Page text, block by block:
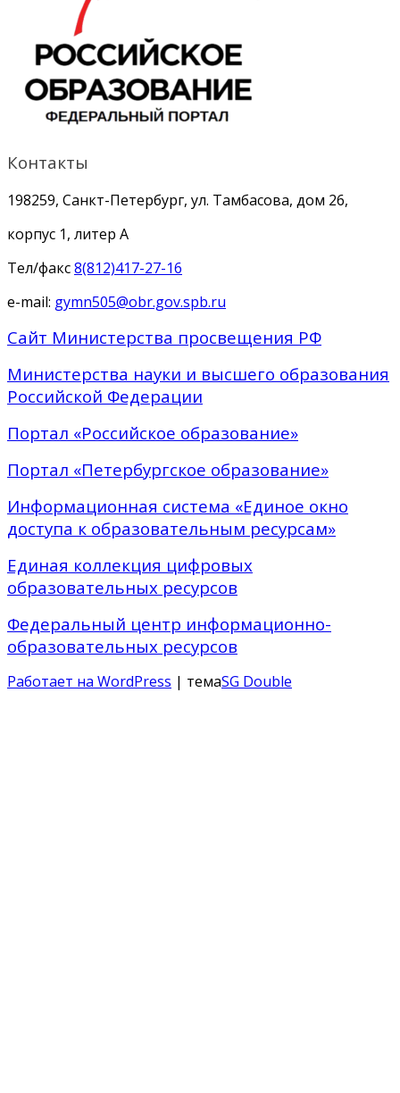
Контакты
198259, Санкт-Петербург, ул. Тамбасова, дом 26,
корпус 1, литер А
Тел/факс8(812)417-27-16
e-mail: gymn505@obr.gov.spb.ru
Сайт Министерства просвещения РФ
Министерства науки и высшего образования
Российской Федерации
Портал «Российское образование»
Портал «Петербургское образование»
Информационная система «Единое окно
доступа к образовательным ресурсам»
Единая коллекция цифровых
образовательных ресурсов
Федеральный центр информационно-
образовательных ресурсов
Работает на WordPress | темаSG Double